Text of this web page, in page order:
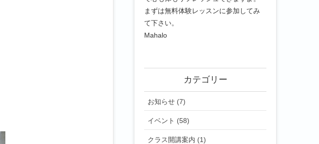
まずは無料体験レッスンに参加してみ
て下さい。
Mahalo
カテゴリー
お知らせ (7)
イベント (58)
クラス開講案内 (1)